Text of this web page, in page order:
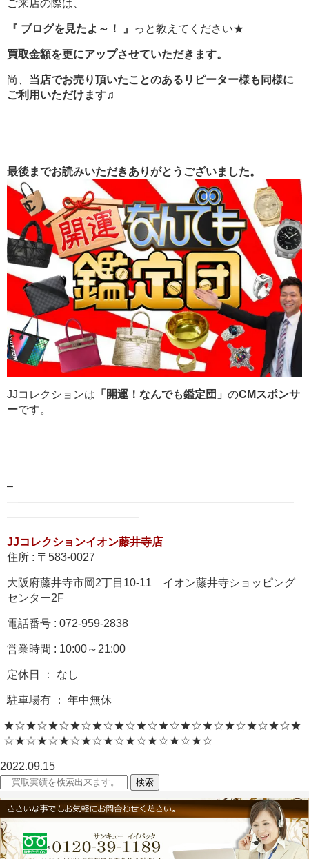
ご来店の際は、
『 ブログを見たよ～！ 』 っと教えてください★
買取金額を更にアップさせていただきます。
尚、 当店でお売り頂いたことのあるリピーター様も同様に
ご利用いただけます♫
最後までお読みいただきありがとうございました。
JJコレクションは 「開運！なんでも鑑定団」 のCMスポンサ
ーです。
–
——————————————————————————
————————————
JJコレクションイオン藤井寺店
住所 : 〒583-0027
大阪府藤井寺市岡2丁目10-11 イオン藤井寺ショッピング
センター2F
電話番号 : 072-959-2838
営業時間 : 10:00～21:00
定休日 ： なし
駐車場有 ： 年中無休
★☆★☆★☆★☆★☆★☆★☆★☆★☆★☆★☆★☆★☆★
☆★☆★☆★☆★☆★☆★☆★☆★☆★☆
2022.09.15